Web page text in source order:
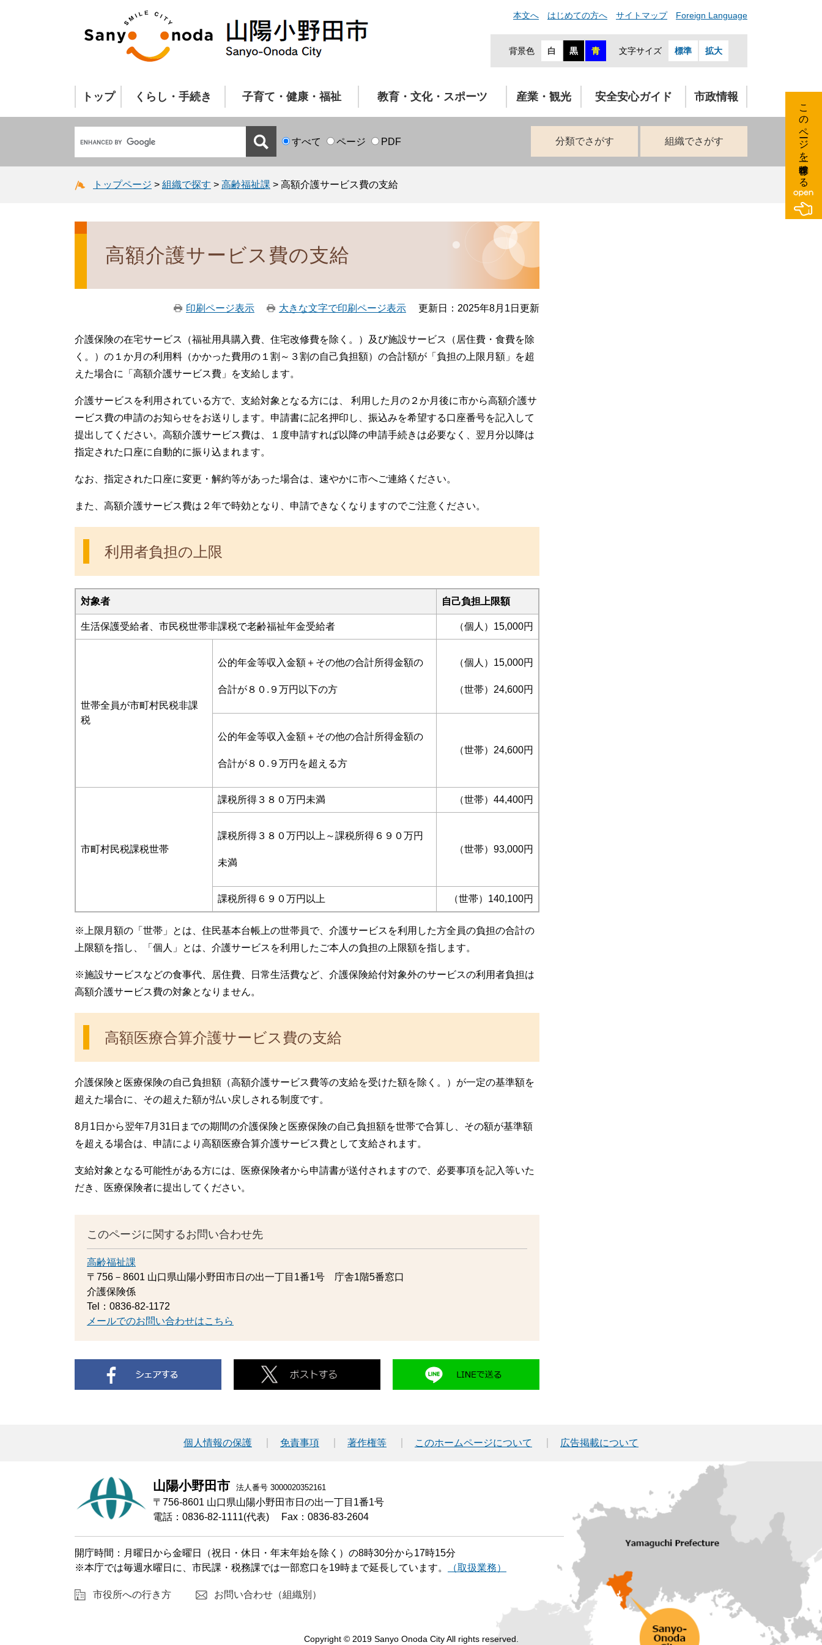
本文へ はじめての方へ サイトマップ Foreign Language
背景色 白 黒 青 文字サイズ 標準 拡大
トップ くらし・手続き 子育て・健康・福祉 教育・文化・スポーツ 産業・観光 安全安心ガイド 市政情報
すべて ページ PDF 分類でさがす 組織でさがす
トップページ > 組織で探す > 高齢福祉課 > 高額介護サービス費の支給
高額介護サービス費の支給
印刷ページ表示 大きな文字で印刷ページ表示 更新日：2025年8月1日更新
介護保険の在宅サービス（福祉用具購入費、住宅改修費を除く。）及び施設サービス（居住費・食費を除
く。）の１か月の利用料（かかった費用の１割～３割の自己負担額）の合計額が「負担の上限月額」を超
えた場合に「高額介護サービス費」を支給します。
介護サービスを利用されている方で、支給対象となる方には、 利用した月の２か月後に市から高額介護サ
ービス費の申請のお知らせをお送りします。申請書に記名押印し、振込みを希望する口座番号を記入して
提出してください。高額介護サービス費は、１度申請すれば以降の申請手続きは必要なく、翌月分以降は
指定された口座に自動的に振り込まれます。
なお、指定された口座に変更・解約等があった場合は、速やかに市へご連絡ください。
また、高額介護サービス費は２年で時効となり、申請できなくなりますのでご注意ください。
利用者負担の上限
対象者 自己負担上限額
生活保護受給者、市民税世帯非課税で老齢福祉年金受給者 （個人）15,000円
世帯全員が市町村民税非課
税
公的年金等収入金額＋その他の合計所得金額の
合計が８０.９万円以下の方
（個人）15,000円
（世帯）24,600円
公的年金等収入金額＋その他の合計所得金額の
合計が８０.９万円を超える方
（世帯）24,600円
市町村民税課税世帯
課税所得３８０万円未満 （世帯）44,400円
（世帯）93,000円
課税所得３８０万円以上～課税所得６９０万円
未満
課税所得６９０万円以上 （世帯）140,100円
※上限月額の「世帯」とは、住民基本台帳上の世帯員で、介護サービスを利用した方全員の負担の合計の
上限額を指し、「個人」とは、介護サービスを利用したご本人の負担の上限額を指します。
※施設サービスなどの食事代、居住費、日常生活費など、介護保険給付対象外のサービスの利用者負担は
高額介護サービス費の対象となりません。
高額医療合算介護サービス費の支給
介護保険と医療保険の自己負担額（高額介護サービス費等の支給を受けた額を除く。）が一定の基準額を
超えた場合に、その超えた額が払い戻しされる制度です。
8月1日から翌年7月31日までの期間の介護保険と医療保険の自己負担額を世帯で合算し、その額が基準額
を超える場合は、申請により高額医療合算介護サービス費として支給されます。
支給対象となる可能性がある方には、医療保険者から申請書が送付されますので、必要事項を記入等いた
だき、医療保険者に提出してください。
このページに関するお問い合わせ先
高齢福祉課
〒756－8601 山口県山陽小野田市日の出一丁目1番1号 庁舎1階5番窓口
介護保険係
Tel：0836-82-1172
メールでのお問い合わせはこちら
個人情報の保護 免責事項 著作権等 このホームページについて 広告掲載について
山陽小野田市 法人番号 3000020352161
〒756-8601 山口県山陽小野田市日の出一丁目1番1号
電話：0836-82-1111(代表)
Fax：0836-83-2604
開庁時間：月曜日から金曜日（祝日・休日・年末年始を除く）の8時30分から17時15分
※本庁では毎週水曜日に、市民課・税務課では一部窓口を19時まで延長しています。
（取扱業務）
市役所への行き方 お問い合わせ（組織別）
Copyright © 2019 Sanyo Onoda City All rights reserved.
このページを一時保存する